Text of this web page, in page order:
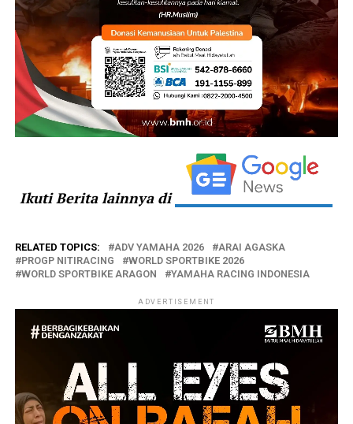
Ikuti Berita lainnya di
RELATED TOPICS: ADV YAMAHA 2026
ARAI AGASKA
PROGP NITIRACING
WORLD SPORTBIKE 2026
WORLD SPORTBIKE ARAGON
YAMAHA RACING INDONESIA
ADVERTISEMENT